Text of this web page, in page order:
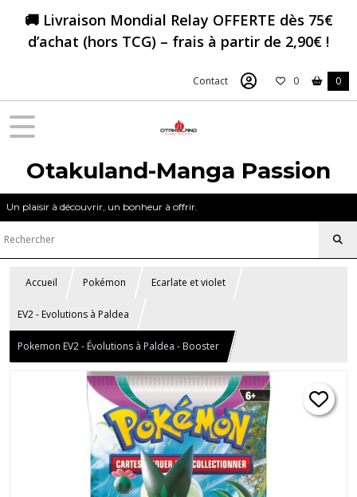
🚚 Livraison Mondial Relay OFFERTE dès 75€
d’achat (hors TCG) – frais à partir de 2,90€ !
Contact 0 0
Otakuland-Manga Passion
Un plaisir à découvrir, un bonheur à offrir.
Accueil Pokémon Ecarlate et violet
EV2 - Evolutions à Paldea
Pokemon EV2 - Évolutions à Paldea - Booster